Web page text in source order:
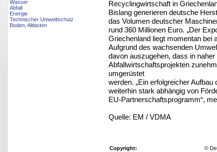
Wasser
Abfall
Energie
Technischer Umweltschutz
Boden, Altlasten
Recyclingwirtschaft in
Bislang generieren deutsche
das Volumen deutscher
rund 360 Millionen Euro. „Der
Griechenland liegt momentan bei
Aufgrund des wachsenden
davon auszugehen, dass in
Abfallwirtschaftsprojekten
umgerüstet
werden. „Ein erfolgreicher
weiterhin stark abhängig von
EU-Partnerschaftsprogramm“,
Quelle: EM / VDMA
Copyright: ©